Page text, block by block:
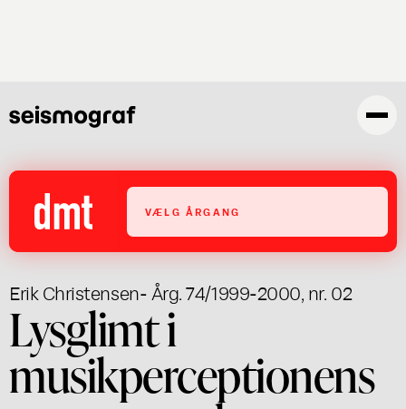
VÆLG ÅRGANG
Erik Christensen- Årg. 74/1999-2000, nr. 02
Lysglimt i
musikperceptionens